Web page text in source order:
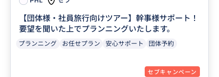
【団体様・社員旅行向けツアー】幹事様サポート！
要望を聞いた上でプランニングいたします。
プランニング お任せプラン 安心サポート 団体予約
セブキャンペーン